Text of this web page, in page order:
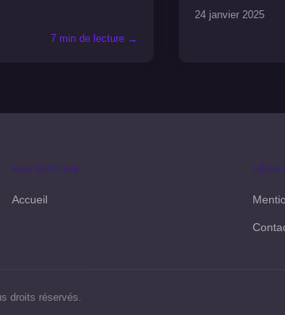
7 min de lecture →
24 janvier 2025
NAVIGATION
Accueil
droits réservés.